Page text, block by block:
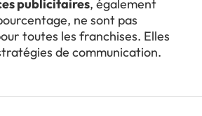
publicitaires, également
ne sont pas
toutes les franchises. Elles
de communication.